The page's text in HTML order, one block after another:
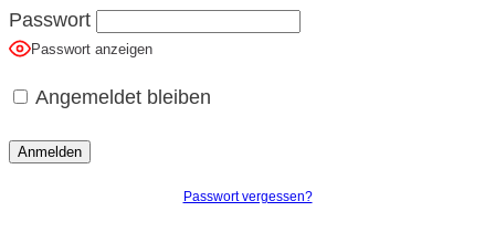
Passwort
Passwort anzeigen
Angemeldet bleiben
Passwort vergessen?